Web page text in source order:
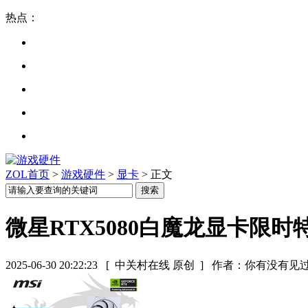
热点：
ZOL首页 > 游戏硬件 > 显卡 > 正文
微星RTX5080白魔龙显卡限时
2025-06-30 20:22:23 [ 中关村在线 原创 ] 作者：你有没有见